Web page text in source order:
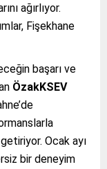
ağırlıyor.
Fişekhane
başarı ve
ÖzakKSEV
Ocak ayı
bir deneyim